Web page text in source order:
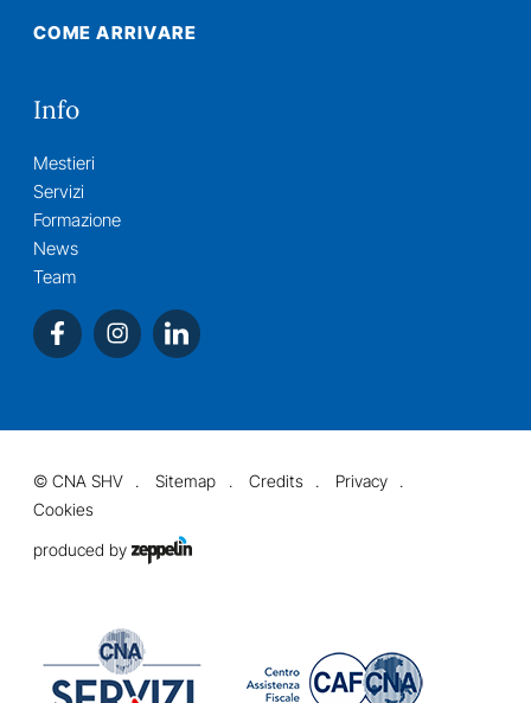
COME ARRIVARE
Info
Mestieri
Servizi
Formazione
News
Team
©CNA SHV Sitemap Credits
Privacy
Cookies
produced by